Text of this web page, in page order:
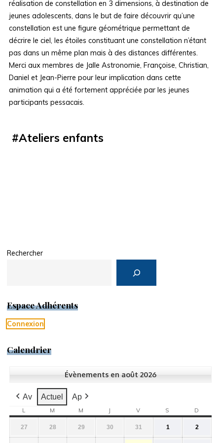
réalisation de constellation en 3 dimensions, à destination de
jeunes adolescents, dans le but de faire découvrir qu’une
constellation est une figure géométrique permettant de
décrire le ciel, les étoiles constituant une constellation n’étant
pas dans un même plan mais à des distances différentes.
Merci aux membres de Jalle Astronomie, Françoise, Christian,
Daniel et Jean-Pierre pour leur implication dans cette
animation qui a été fortement appréciée par les jeunes
participants pessacais.
#Ateliers enfants
Rechercher
Espace Adhérents
Connexion
Calendrier
Évènements en août 2026
Av Actuel Ap
L M M MERCREDI
J V VENDREDI
S SAMEDID
27
juillet
28
juillet
29
juillet
30
juillet
31
juillet
1
août
2
août